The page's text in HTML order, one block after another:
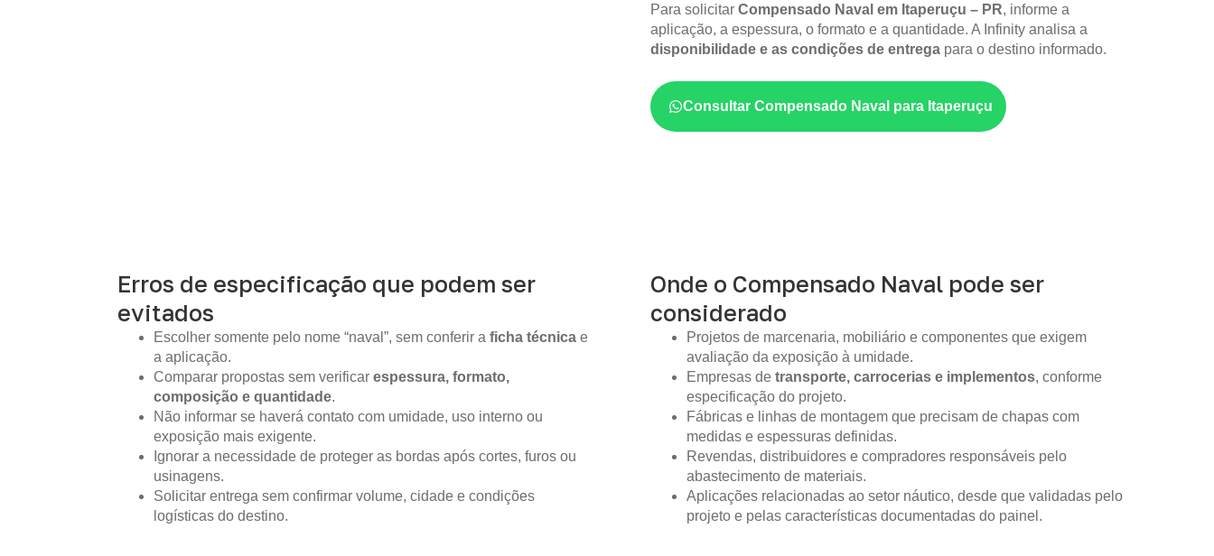
Para solicitar Compensado Naval em Itaperuçu – PR, informe a
aplicação, a espessura, o formato e a quantidade. A Infinity analisa a
disponibilidade e as condições de entrega para o destino informado.
Consultar Compensado Naval para Itaperuçu
Erros de especificação que podem ser
evitados
Escolher somente pelo nome “naval”, sem conferir a ficha técnica e
a aplicação.
Comparar propostas sem verificar espessura, formato,
composição e quantidade.
Não informar se haverá contato com umidade, uso interno ou
exposição mais exigente.
Ignorar a necessidade de proteger as bordas após cortes, furos ou
usinagens.
Solicitar entrega sem confirmar volume, cidade e condições
logísticas do destino.
Onde o Compensado Naval pode ser
considerado
Projetos de marcenaria, mobiliário e componentes que exigem
avaliação da exposição à umidade.
Empresas de transporte, carrocerias e implementos, conforme
especificação do projeto.
Fábricas e linhas de montagem que precisam de chapas com
medidas e espessuras definidas.
Revendas, distribuidores e compradores responsáveis pelo
abastecimento de materiais.
Aplicações relacionadas ao setor náutico, desde que validadas pelo
projeto e pelas características documentadas do painel.